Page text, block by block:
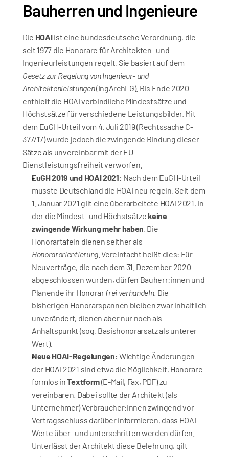
Bauherren und Ingenieure
Die HOAI ist eine bundesdeutsche Verordnung, die
seit 1977 die Honorare für Architekten- und
Gesetz zur Regelung von Ingenieur- und
Architektenleistungen (IngArchLG). Bis Ende 2020
enthielt die HOAI verbindliche Mindestsätze und
Höchstsätze für verschiedene Leistungsbilder. Mit
dem EuGH-Urteil vom 4. Juli 2019 (Rechtssache C-
377/17) wurde jedoch die zwingende Bindung dieser
Sätze als unvereinbar mit der EU-
Dienstleistungsfreiheit verworfen.
EuGH 2019 und HOAI 2021: Nach dem EuGH-Urteil
musste Deutschland die HOAI neu regeln. Seit dem
1. Januar 2021 gilt eine überarbeitete HOAI 2021, in
der die Mindest- und Höchstsätze keine
zwingende Wirkung mehr haben . Die
Honorarorientierung. Vereinfacht heißt dies: Für
Neuverträge, die nach dem 31. Dezember 2020
abgeschlossen wurden, dürfen Bauherr:innen und
Planende ihr Honorar frei verhandeln. Die
bisherigen Honorarspannen bleiben zwar inhaltlich
unverändert, dienen aber nur noch als
Anhaltspunkt (sog. Basishonorarsatz als unterer
Wert).
Neue HOAI-Regelungen: Wichtige Änderungen
der HOAI 2021 sind etwa die Möglichkeit, Honorare
formlos in Textform (E-Mail, Fax, PDF) zu
vereinbaren. Dabei sollte der Architekt (als
Unternehmer) Verbraucher:innen zwingend vor
Vertragsschluss darüber informieren, dass HOAI-
Werte über- und unterschritten werden dürfen.
Unterlässt der Architekt diese Belehrung, gilt